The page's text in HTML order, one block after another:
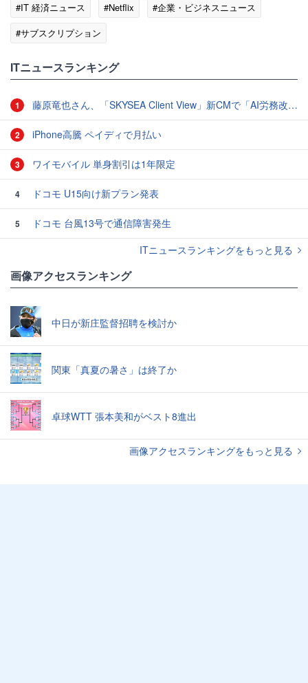
#IT 経済ニュース #Netflix
#企業・ビジネスニュース
#サブスクリプション
ITニュースランキング
1 藤原竜也さん、「SKYSEA Client View」新CMで「AI労務改善」をアピール 働き方をAIが分析したら「すぐに休んで」と言われる？
2 iPhone高騰 ペイディで月払い
3 ワイモバイル 単身割引は1年限定
4 ドコモ U15向け新プラン発表
5
ドコモ 台風13号で通信障害発生
ITニュースランキングをもっと見る
画像アクセスランキング
中日が新庄監督招聘を検討か
関東「真夏の暑さ」は終了か
卓球WTT 張本美和がベスト8進出
画像アクセスランキングをもっと見る